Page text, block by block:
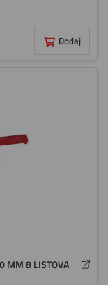
Dodaj
MM 8 LISTOVA